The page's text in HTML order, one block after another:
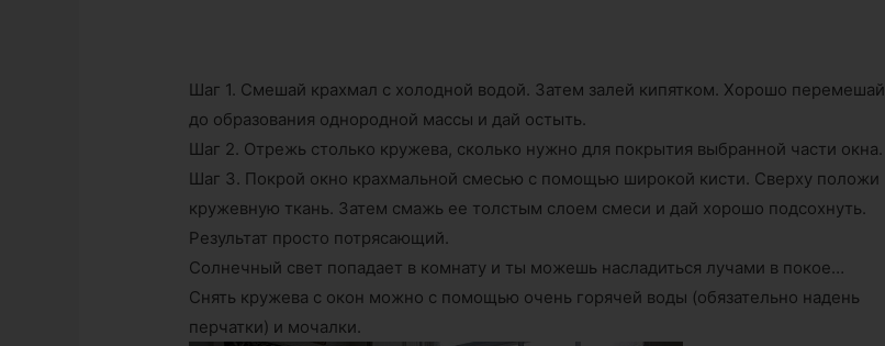
Шаг 1. Смешай крахмал с холодной водой. Затем залей кипятком. Хорошо перемешай
до образования однородной массы и дай остыть.
Шаг 2. Отрежь столько кружева, сколько нужно для покрытия выбранной части окна.
Шаг 3. Покрой окно крахмальной смесью с помощью широкой кисти. Сверху положи
кружевную ткань. Затем смажь ее толстым слоем смеси и дай хорошо подсохнуть.
Результат просто потрясающий.
Солнечный свет попадает в комнату и ты можешь насладиться лучами в покое…
Снять кружева с окон можно с помощью очень горячей воды (обязательно надень
перчатки) и мочалки.